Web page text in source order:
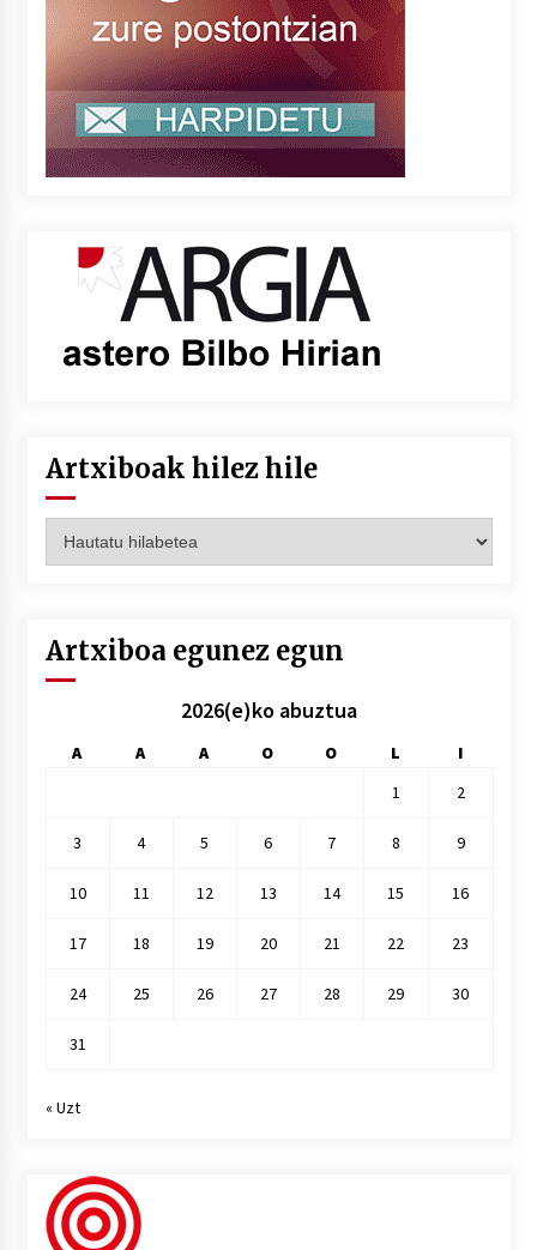
Artxiboak hilez hile
hilez
Artxiboa egunez egun
2026(e)ko abuztua
A A A O O L
I
1
2
3 4 5 6 7 8 9
10 11 12 13 14 15 16
17 18 19 20 21 22 23
24 25 26 27 28 29 30
31
« Uzt